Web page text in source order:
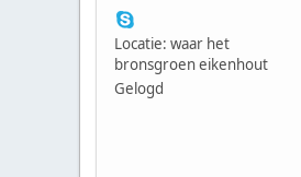
Locatie: waar het
bronsgroen eikenhout
Gelogd